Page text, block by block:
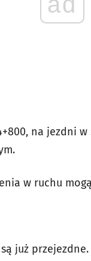
na jezdni
w ruchu
już przejezdne.